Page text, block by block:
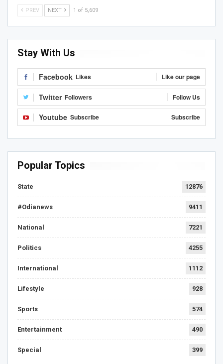
PREV NEXT 1 of 5,609
Stay With Us
Facebook Likes Like our page
Twitter Followers Follow Us
Youtube Subscribe Subscribe
Popular Topics
State 12876
#Odianews 9411
National 7221
Politics 4255
International 1112
Lifestyle 928
Sports 574
Entertainment 490
Special 399